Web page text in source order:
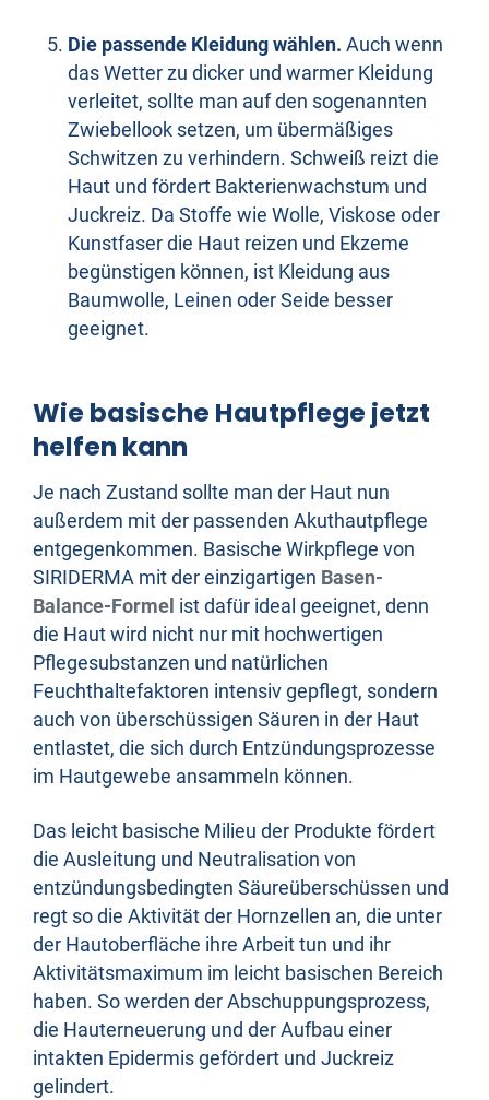
Die passende Kleidung wählen. Auch wenn
das Wetter zu dicker und warmer Kleidung
verleitet, sollte man auf den sogenannten
Zwiebellook setzen, um übermäßiges
Schwitzen zu verhindern. Schweiß reizt die
Haut und fördert Bakterienwachstum und
Juckreiz. Da Stoffe wie Wolle, Viskose oder
Kunstfaser die Haut reizen und Ekzeme
begünstigen können, ist Kleidung aus
Baumwolle, Leinen oder Seide besser
geeignet.
Wie basische Hautpflege jetzt
helfen kann
Je nach Zustand sollte man der Haut nun
außerdem mit der passenden Akuthautpflege
entgegenkommen. Basische Wirkpflege von
SIRIDERMA mit der einzigartigen Basen-
Balance-Formel ist dafür ideal geeignet, denn
die Haut wird nicht nur mit hochwertigen
Pflegesubstanzen und natürlichen
Feuchthaltefaktoren intensiv gepflegt, sondern
auch von überschüssigen Säuren in der Haut
entlastet, die sich durch Entzündungsprozesse
im Hautgewebe ansammeln können.
Das leicht basische Milieu der Produkte fördert
die Ausleitung und Neutralisation von
entzündungsbedingten Säureüberschüssen und
regt so die Aktivität der Hornzellen an, die unter
der Hautoberfläche ihre Arbeit tun und ihr
Aktivitätsmaximum im leicht basischen Bereich
haben. So werden der Abschuppungsprozess,
die Hauterneuerung und der Aufbau einer
intakten Epidermis gefördert und Juckreiz
gelindert.